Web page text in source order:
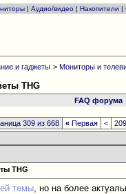
| Аудио/видео | Накопители |
и гаджеты >Мониторы и
THG
FAQ форума
309 из 668 « Первая < 209
THG
темы, но на более